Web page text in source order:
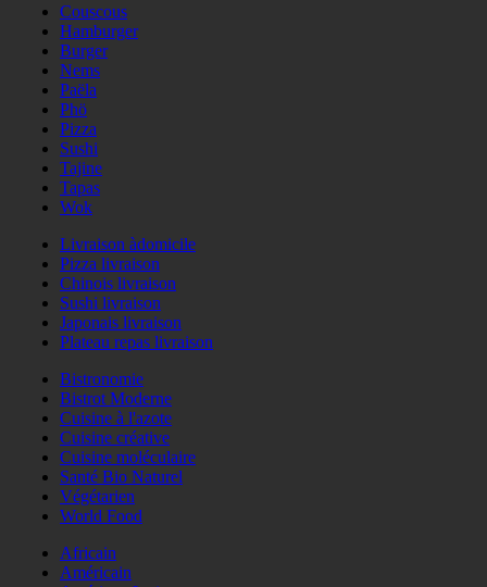
Couscous
Hamburger
Burger
Nems
Paëla
Phö
Pizza
Sushi
Tajine
Tapas
Wok
Livraison àdomicile
Pizza livraison
Chinois livraison
Sushi livraison
Japonais livraison
Plateau repas livraison
Bistronomie
Bistrot Moderne
Cuisine à l'azote
Cuisine créative
Cuisine moléculaire
Santé Bio Naturel
Végétarien
World Food
Africain
Américain